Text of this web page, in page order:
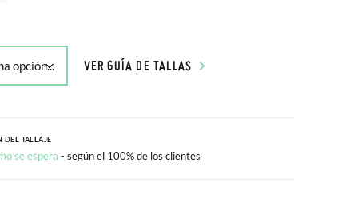
VER GUÍA DE TALLAS
DEL TALLAJE
se espera - según el 100% de los clientes